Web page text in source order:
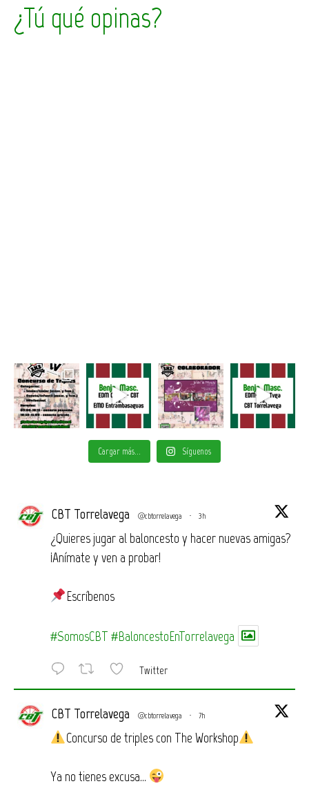
¿Tú qué opinas?
Cargar más... Síguenos
CBT Torrelavega @cbtorrelavega · 3h
¿Quieres jugar al baloncesto y hacer nuevas amigas?
¡Anímate y ven a probar!
Escríbenos
#SomosCBT #BaloncestoEnTorrelavega
Twitter
CBT Torrelavega @cbtorrelavega · 7h
Concurso de triples con The Workshop
Ya no tienes excusa…